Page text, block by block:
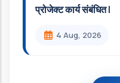
प्रोजेक्ट कार्य संबंधित l
4 Aug, 2026